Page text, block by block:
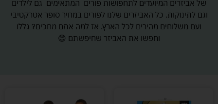
של אביזרים המיועדים לתחפושות פורים המתאימים גם לילדים
וגם לתינוקות. כל האביזרים שלנו לפורים במחיר סופר אטרקטיבי
ועם משלוחים מהירים לכל הארץ. אז למה אתם מחכים? גללו
וחפשו את האביזר שחיפשתם 😊